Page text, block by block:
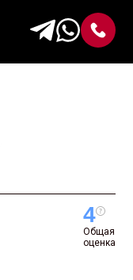
4
Общая
оценка